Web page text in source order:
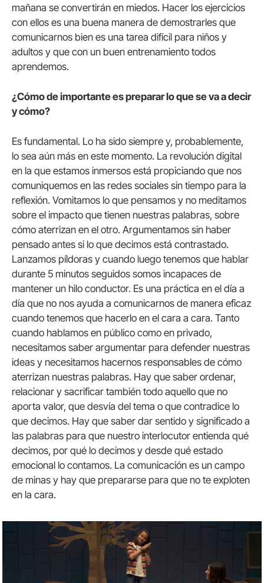
mañana se convertirán en miedos. Hacer los ejercicios
con ellos es una buena manera de demostrarles que
comunicarnos bien es una tarea difícil para niños y
adultos y que con un buen entrenamiento todos
aprendemos.
¿Cómo de importante es preparar lo que se va a decir
y cómo?
Es fundamental. Lo ha sido siempre y, probablemente,
lo sea aún más en este momento. La revolución digital
en la que estamos inmersos está propiciando que nos
comuniquemos en las redes sociales sin tiempo para la
reflexión. Vomitamos lo que pensamos y no meditamos
sobre el impacto que tienen nuestras palabras, sobre
cómo aterrizan en el otro. Argumentamos sin haber
pensado antes si lo que decimos está contrastado.
Lanzamos píldoras y cuando luego tenemos que hablar
durante 5 minutos seguidos somos incapaces de
mantener un hilo conductor. Es una práctica en el día a
día que no nos ayuda a comunicarnos de manera eficaz
cuando tenemos que hacerlo en el cara a cara. Tanto
cuando hablamos en público como en privado,
necesitamos saber argumentar para defender nuestras
ideas y necesitamos hacernos responsables de cómo
aterrizan nuestras palabras. Hay que saber ordenar,
relacionar y sacrificar también todo aquello que no
aporta valor, que desvía del tema o que contradice lo
que decimos. Hay que saber dar sentido y significado a
las palabras para que nuestro interlocutor entienda qué
decimos, por qué lo decimos y desde qué estado
emocional lo contamos. La comunicación es un campo
de minas y hay que prepararse para que no te exploten
en la cara.